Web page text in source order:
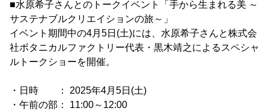
■水原希子さんとのトークイベント「手から生まれる美 ～
サステナブルクリエイションの旅～」
イベント期間中の4月5日(土)には、水原希子さんと株式会
社ボタニカルファクトリー代表・黒木靖之によるスペシャ
ルトークショーを開催。
・日時 ： 2025年4月5日(土)
・午前の部： 11:00～12:00